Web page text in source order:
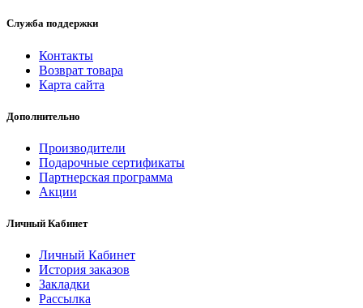
Служба поддержки
Контакты
Возврат товара
Карта сайта
Дополнительно
Производители
Подарочные сертификаты
Партнерская программа
Акции
Личный Кабинет
Личный Кабинет
История заказов
Закладки
Рассылка